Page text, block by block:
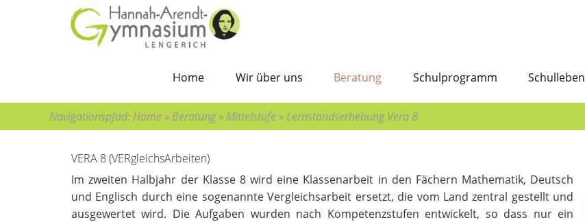
Bitte wählen Sie:
zur Hauptnavigation
Hauptnavigation überspringen
»
Lernstandserhebung Vera 8Home Wir über uns Beratung Schulprogramm Schulleben
Navigationspfad: Home» Beratung» Mittelstufe» Lernstandserhebung Vera 8
zur Randspalte springen
VERA 8 (VERgleichsArbeiten)
Im zweiten Halbjahr der Klasse 8 wird eine Klassenarbeit in den Fächern Mathematik, Deutsch
und Englisch durch eine sogenannte Vergleichsarbeit ersetzt, die vom Land zentral gestellt und
ausgewertet wird. Die Aufgaben wurden nach Kompetenzstufen entwickelt, so dass nur ein